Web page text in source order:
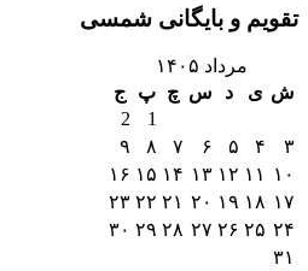
تقویم و بایگانی شمسی
مرداد ۱۴۰۵
ش ی د س چ پ ج
1
2
۳
۴ ۵ ۶ ۷ ۸
۹
۱۰
۱۱ ۱۲ ۱۳ ۱۴ ۱۵ ۱۶
۱۷ ۱۸ ۱۹ ۲۰ ۲۱ ۲۲ ۲۳
۲۴ ۲۵ ۲۶ ۲۷ ۲۸ ۲۹ ۳۰
۳۱